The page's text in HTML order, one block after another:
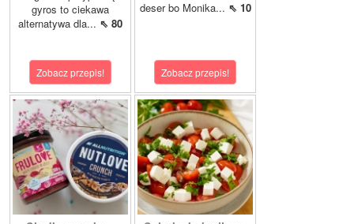
gyros to ciekawa
alternatywa dla... ⇖ 80
Zobacz przepis!
deser bo Monika... ⇖ 10
Zobacz przepis!